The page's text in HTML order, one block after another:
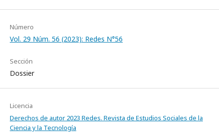
Número
Vol. 29 Núm. 56 (2023): Redes N°56
Sección
Dossier
Licencia
Derechos de autor 2023 Redes. Revista de Estudios Sociales de la
Ciencia y la Tecnología